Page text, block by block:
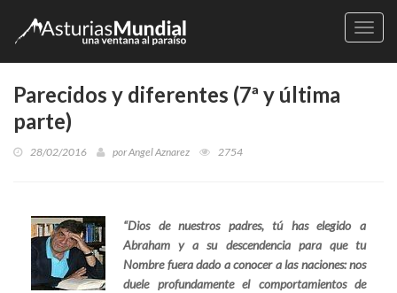
Parecidos y diferentes (7ª y última
parte)
28/02/2016 porAngel Aznarez 2754
“Dios de nuestros padres, tú has elegido a
Abraham y a su descendencia para que tu
Nombre fuera dado a conocer a las naciones: nos
duele profundamente el comportamientos de